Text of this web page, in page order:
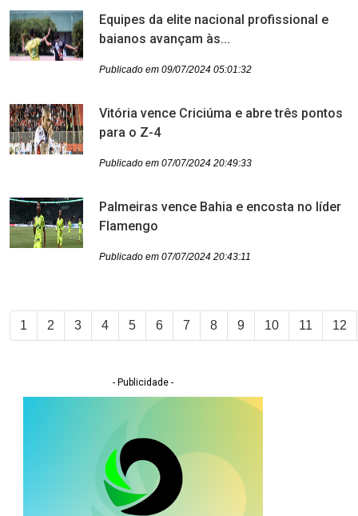
Equipes da elite nacional profissional e
baianos avançam às...
Publicado em 09/07/2024 05:01:32
Vitória vence Criciúma e abre três pontos
para o Z-4
Publicado em 07/07/2024 20:49:33
Palmeiras vence Bahia e encosta no líder
Flamengo
Publicado em 07/07/2024 20:43:11
1 2 3 4 5 6 7 8 9 10 11 12
- Publicidade -